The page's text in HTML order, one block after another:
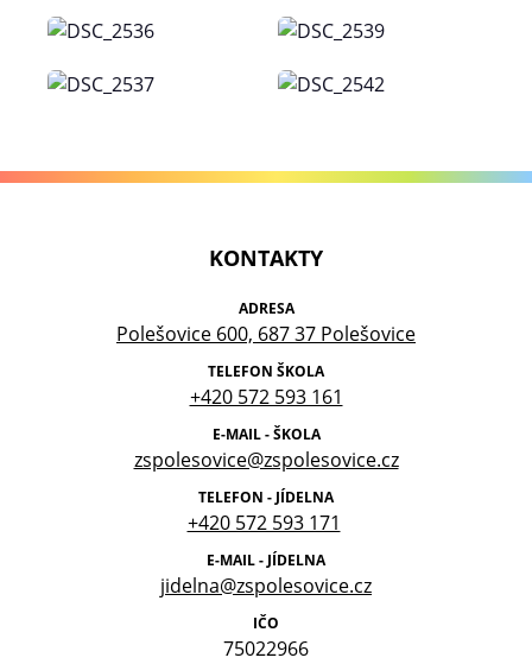
KONTAKTY
ADRESA
Polešovice 600, 687 37 Polešovice
TELEFON ŠKOLA
+420 572 593 161
E-MAIL - ŠKOLA
zspolesovice@zspolesovice.cz
TELEFON - JÍDELNA
+420 572 593 171
E-MAIL - JÍDELNA
jidelna@zspolesovice.cz
IČO
75022966